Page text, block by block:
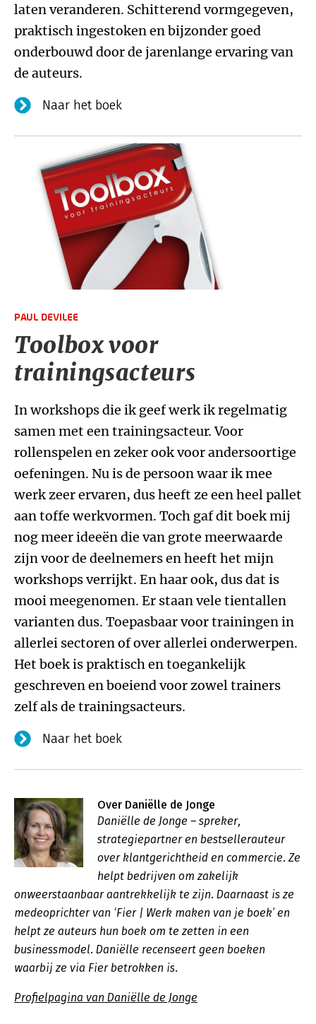
laten veranderen. Schitterend vormgegeven,
praktisch ingestoken en bijzonder goed
onderbouwd door de jarenlange ervaring van
de auteurs.
Naar het boek
PAUL DEVILEE
Toolbox voor
trainingsacteurs
In workshops die ik geef werk ik regelmatig
samen met een trainingsacteur. Voor
rollenspelen en zeker ook voor andersoortige
oefeningen. Nu is de persoon waar ik mee
werk zeer ervaren, dus heeft ze een heel pallet
aan toffe werkvormen. Toch gaf dit boek mij
nog meer ideeën die van grote meerwaarde
zijn voor de deelnemers en heeft het mijn
workshops verrijkt. En haar ook, dus dat is
mooi meegenomen. Er staan vele tientallen
varianten dus. Toepasbaar voor trainingen in
allerlei sectoren of over allerlei onderwerpen.
Het boek is praktisch en toegankelijk
geschreven en boeiend voor zowel trainers
zelf als de trainingsacteurs.
Naar het boek
Over Daniëlle de Jonge
Daniëlle de Jonge – spreker,
strategiepartner en bestsellerauteur
over klantgerichtheid en commercie. Ze
helpt bedrijven om zakelijk
onweerstaanbaar aantrekkelijk te zijn. Daarnaast is ze
medeoprichter van ‘Fier | Werk maken van je boek’ en
helpt ze auteurs hun boek om te zetten in een
businessmodel. Daniëlle recenseert geen boeken
waarbij ze via Fier betrokken is.
Profielpagina van Daniëlle de Jonge